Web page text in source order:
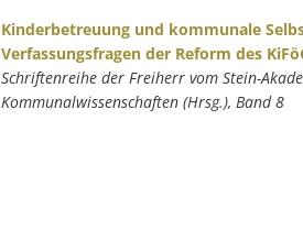
Kinderbetreuung und kommunale
Verfassungsfragen der Reform des
Schriftenreihe der Freiherr vom Stein-
Kommunalwissenschaften (Hrsg.), Band 8